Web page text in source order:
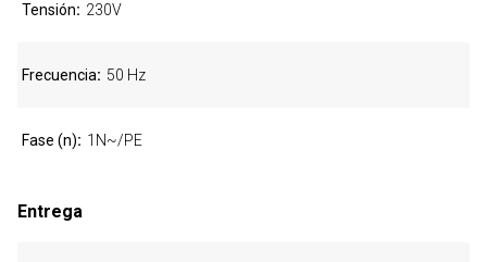
Tensión 230V
Frecuencia 50 Hz
Fase (n) 1N~/PE
Entrega